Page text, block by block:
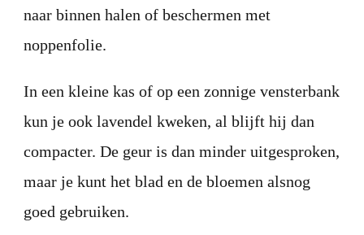
naar binnen halen of beschermen met
noppenfolie.
In een kleine kas of op een zonnige vensterbank
kun je ook lavendel kweken, al blijft hij dan
compacter. De geur is dan minder uitgesproken,
maar je kunt het blad en de bloemen alsnog
goed gebruiken.